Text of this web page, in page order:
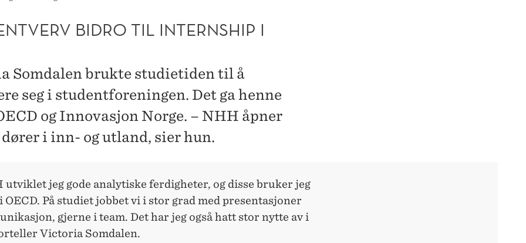
BIDRO TIL INTERNSHIP I
Somdalen brukte studietiden til å
seg i studentforeningen. Det ga henne
og Innovasjon Norge. – NHH åpner
dører i inn- og utland, sier hun.
utviklet jeg gode analytiske ferdigheter, og disse bruker jeg
OECD. På studiet jobbet vi i stor grad med presentasjoner
gjerne i team. Det har jeg også hatt stor nytte av i
Victoria Somdalen.